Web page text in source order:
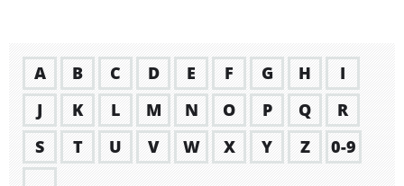
A B C D E F G H
I
J
K L M N O P Q
R
S
T U V W X Y Z
0-9